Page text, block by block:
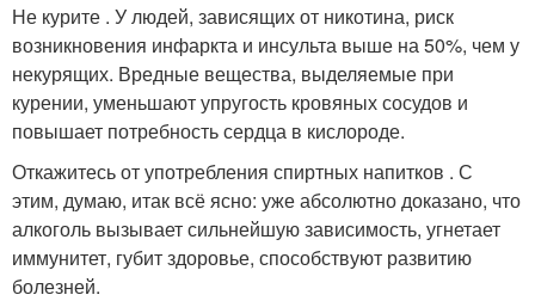
Не курите . У людей, зависящих от никотина, риск
возникновения инфаркта и инсульта выше на 50%, чем у
некурящих. Вредные вещества, выделяемые при
курении, уменьшают упругость кровяных сосудов и
повышает потребность сердца в кислороде.
Откажитесь от употребления спиртных напитков . С
этим, думаю, итак всё ясно: уже абсолютно доказано, что
алкоголь вызывает сильнейшую зависимость, угнетает
иммунитет, губит здоровье, способствуют развитию
болезней.